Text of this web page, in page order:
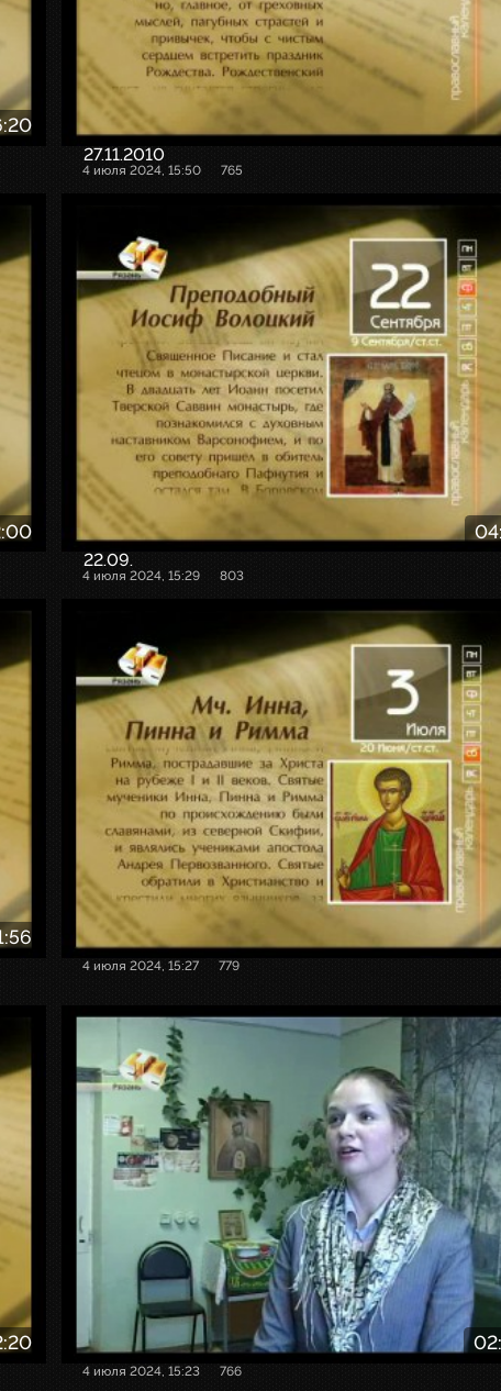
27.11.2010
4 июля 2024, 15:50 765
22.09.
4 июля 2024, 15:29 803
4 июля 2024, 15:27 779
4 июля 2024, 15:23 766